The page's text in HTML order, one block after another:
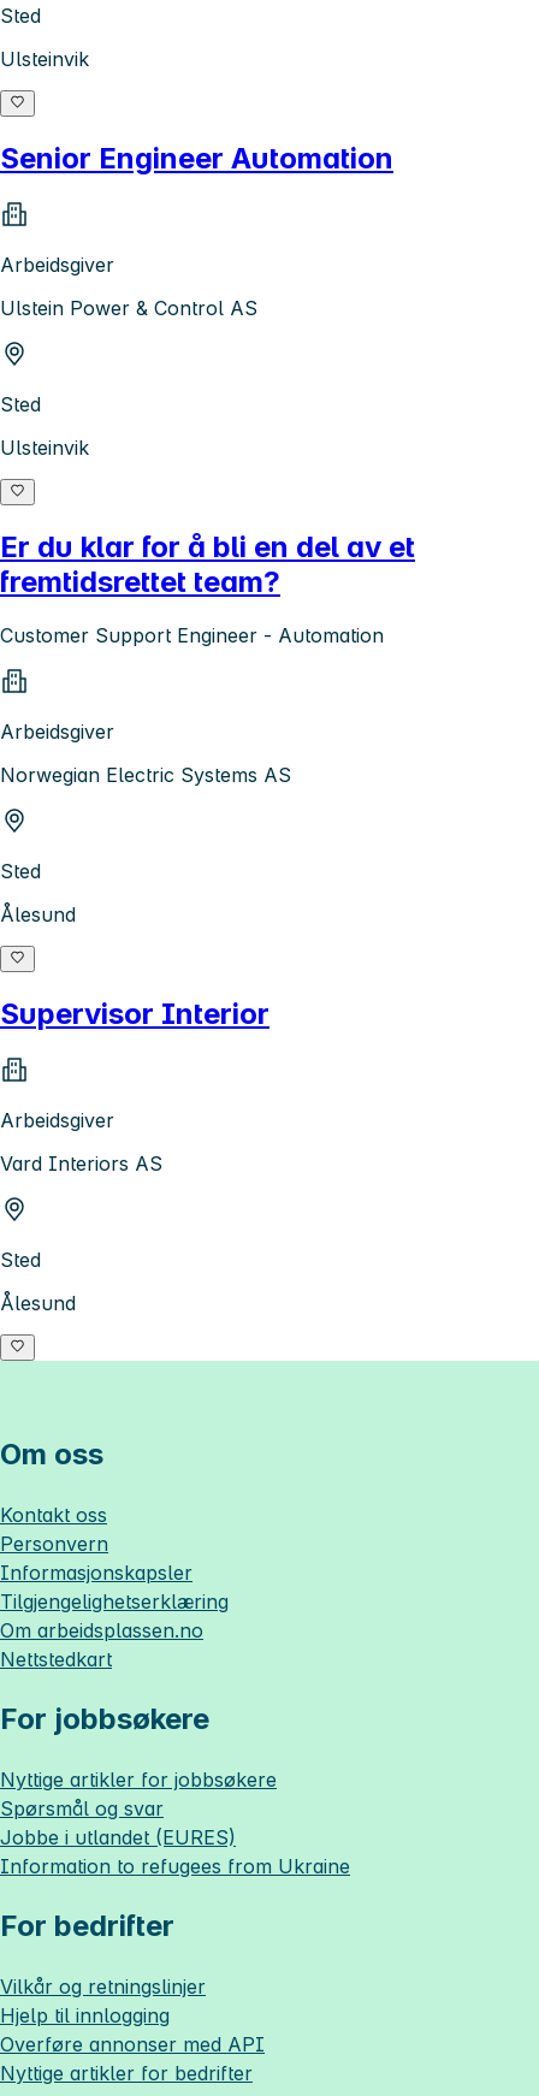
Sted
Ulsteinvik
Senior Engineer Automation
Arbeidsgiver
Ulstein Power & Control AS
Sted
Ulsteinvik
Er du klar for å bli en del av et
fremtidsrettet team?
Customer Support Engineer - Automation
Arbeidsgiver
Norwegian Electric Systems AS
Sted
Ålesund
Supervisor Interior
Arbeidsgiver
Vard Interiors AS
Sted
Ålesund
Om oss
Kontakt oss
Personvern
Informasjonskapsler
Tilgjengelighetserklæring
Om arbeidsplassen.no
Nettstedkart
For jobbsøkere
Nyttige artikler for jobbsøkere
Spørsmål og svar
Jobbe i utlandet (EURES)
Information to refugees from Ukraine
For bedrifter
Vilkår og retningslinjer
Hjelp til innlogging
Overføre annonser med API
Nyttige artikler for bedrifter